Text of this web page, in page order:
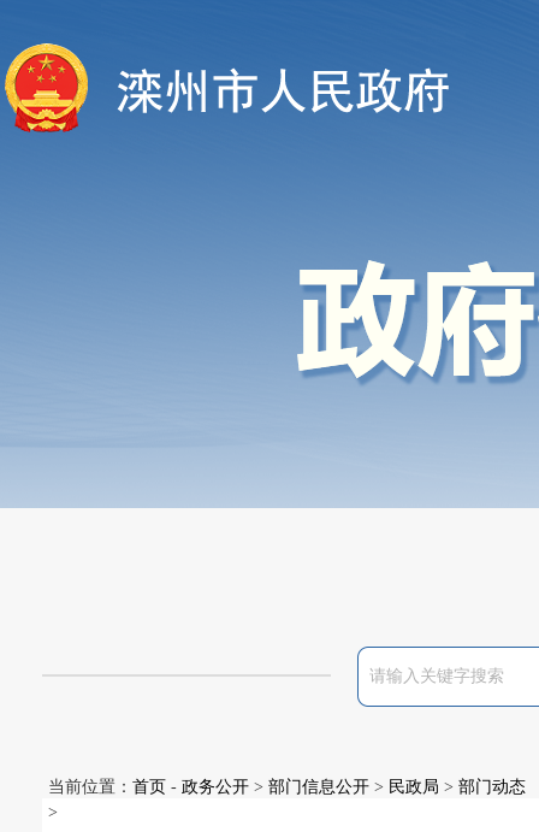
当前位置： 首页 - 政务公开 > 部门信息公开 > 民政局 > 部门动态
>